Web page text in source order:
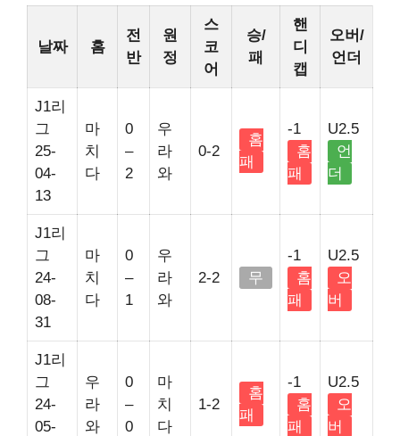
날짜 홈
전
반
원
정
스
코
어
승/
패
핸
디
캡
오버/
언더
J1리
그
25-
04-
13
마
치
다
0
–
2
우
라
와
0-2
홈
패
-1
홈
패
U2.5
언
더
J1리
그
24-
08-
31
마
치
다
0
–
1
우
라
와
2-2 무
-1
홈
패
U2.5
오
버
J1리
그
24-
05-
우
라
와
0
–
0
마
치
다
1-2
홈
패
-1
홈
패
U2.5
오
버